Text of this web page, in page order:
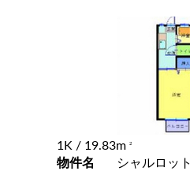
1K / 19.83m 2
物件名
シャルロット